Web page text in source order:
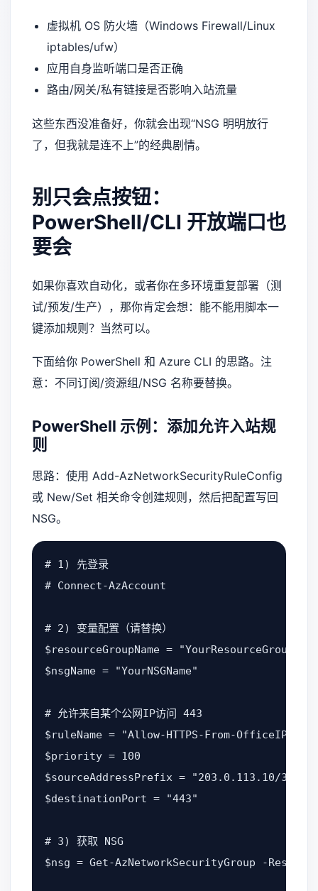
虚拟机 OS 防火墙（Windows Firewall/Linux
iptables/ufw）
应用自身监听端口是否正确
路由/网关/私有链接是否影响入站流量
这些东西没准备好，你就会出现“NSG 明明放行
了，但我就是连不上”的经典剧情。
别只会点按钮：
PowerShell/CLI 开放端口也
要会
如果你喜欢自动化，或者你在多环境重复部署（测
试/预发/生产），那你肯定会想：能不能用脚本一
键添加规则？当然可以。
下面给你 PowerShell 和 Azure CLI 的思路。注
意：不同订阅/资源组/NSG 名称要替换。
PowerShell 示例：添加允许入站规
则
思路：使用 Add-AzNetworkSecurityRuleConfig
或 New/Set 相关命令创建规则，然后把配置写回
NSG。
# 1) 先登录
# Connect-AzAccount
# 2) 变量配置（请替换）
$resourceGroupName = "YourResourceGroup"
$nsgName = "YourNSGName"
# 允许来自某个公网IP访问 443
$ruleName = "Allow-HTTPS-From-OfficeIP"
$priority = 100
$sourceAddressPrefix = "203.0.113.10/32"
$destinationPort = "443"
# 3) 获取 NSG
$nsg = Get-AzNetworkSecurityGroup -